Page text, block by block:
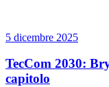
5 dicembre 2025
TecCom 2030:
capitolo